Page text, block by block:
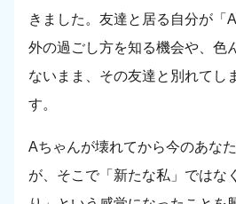
きました。友達と居る自分が「
外の過ごし方を知る機会や、色
ないまま、その友達と別れてし
す。
Aちゃんが壊れてから今のあな
が、そこで「新たな私」ではな